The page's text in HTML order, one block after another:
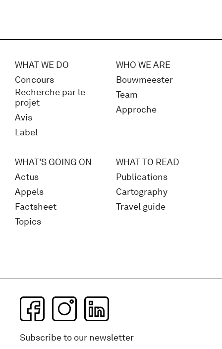
WHAT WE DO
Concours
Recherche par le
projet
Avis
Label
WHO WE ARE
Bouwmeester
Team
Approche
WHAT'S GOING ON
Actus
Appels
Factsheet
Topics
WHAT TO READ
Publications
Cartography
Travel guide
Subscribe to our newsletter